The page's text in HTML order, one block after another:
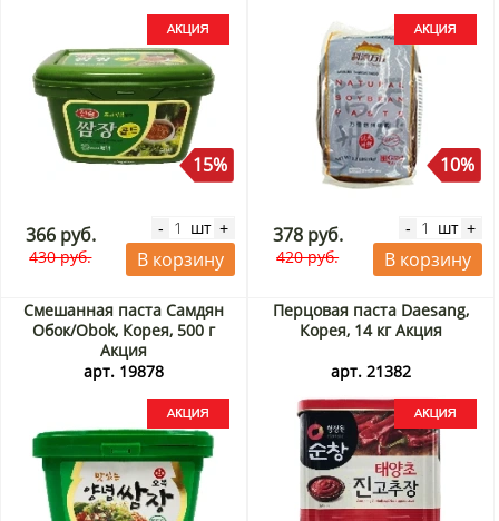
15%
366 руб.
430 руб.
- шт +
В корзину
10%
378 руб.
420 руб.
- шт +
В корзину
Смешанная паста Самдян
Обок/Obok, Корея, 500 г
Акция
арт. 19878
Перцовая паста Daesang,
Корея, 14 кг Акция
арт. 21382